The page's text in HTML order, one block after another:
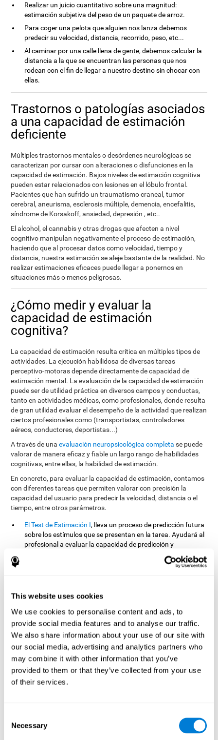
This website uses cookies
We use cookies to personalise content and ads, to
provide social media features and to analyse our traffic.
We also share information about your use of our site with
our social media, advertising and analytics partners who
may combine it with other information that you’ve
provided to them or that they’ve collected from your use
of their services.
Selection
Necessary
Realizar un juicio cuantitativo sobre una magnitud:
estimación subjetiva del peso de un paquete de arroz.
Para coger una pelota que alguien nos lanza debemos
predecir su velocidad, distancia, recorrido, peso, etc...
Al caminar por una calle llena de gente, debemos calcular la
distancia a la que se encuentran las personas que nos
rodean con el fin de llegar a nuestro destino sin chocar con
ellas.
Trastornos o patologías asociados
a una capacidad de estimación
deficiente
Múltiples trastornos mentales o desórdenes neurológicas se
caracterizan por cursar con alteraciones o disfunciones en la
capacidad de estimación. Bajos niveles de estimación cognitiva
pueden estar relacionados con lesiones en el lóbulo frontal.
Pacientes que han sufrido un traumatismo craneal, tumor
cerebral, aneurisma, esclerosis múltiple, demencia, encefalitis,
síndrome de Korsakoff, ansiedad, depresión , etc..
El alcohol, el cannabis y otras drogas que afecten a nivel
cognitivo manipulan negativamente el proceso de estimación,
haciendo que al procesar datos como velocidad, tiempo y
distancia, nuestra estimación se aleje bastante de la realidad. No
realizar estimaciones eficaces puede llegar a ponernos en
situaciones más o menos peligrosas.
¿Cómo medir y evaluar la
capacidad de estimación
cognitiva?
La capacidad de estimación resulta crítica en múltiples tipos de
actividades. La ejecución habilidosa de diversas tareas
perceptivo-motoras depende directamente de capacidad de
estimación mental. La evaluación de la capacidad de estimación
puede ser de utilidad práctica en diversos campos y conductas,
tanto en actividades médicas, como profesionales, donde resulta
de gran utilidad evaluar el desempeño de la actividad que realizan
ciertos profesionales como (transportistas, controladores
aéreos, conductores, deportistas...)
A través de unaevaluación neuropsicológica completa se puede
valorar de manera eficaz y fiable un largo rango de habilidades
cognitivas, entre ellas, la habilidad de estimación.
En concreto, para evaluar la capacidad de estimación, contamos
con diferentes tareas que permiten valorar con precisión la
capacidad del usuario para predecir la velocidad, distancia o el
tiempo, entre otros parámetros.
El Test de Estimación I, lleva un proceso de predicción futura
sobre los estímulos que se presentan en la tarea. Ayudará al
profesional a evaluar la capacidad de predicción y
estimación futura sobre un objeto ante su velocidad,
recorrido y distancia. La tarea requiere prestar atención al
El Test de Estimación II, predice otra manera de medir la
ya que dependerá de la atención auditiva y de la memoria a
corto plazo el óptimo resultado de la tarea. La tarea debe
realizarse en un lugar libre de ruidos externos y con plena
atención para escuchar el estímulo y predecir o estimar una
medición.
En el Test de Estimación III, el usuario deberá predecir,
anticipar o suponer, la posición, la situación y la distancia